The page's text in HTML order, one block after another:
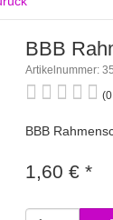
BBB
Artikelnummer:
BBB
1,60 € *